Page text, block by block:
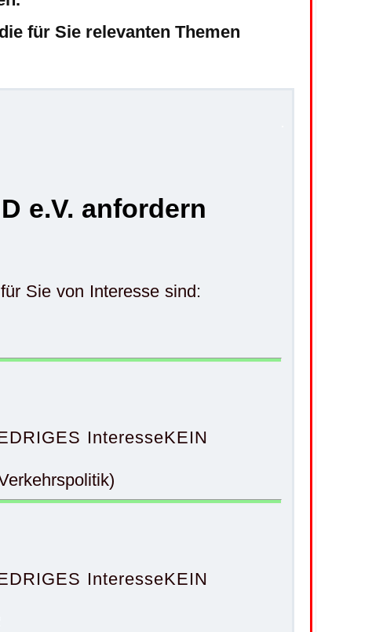
für Sie relevanten Themen
e.V. anfordern
Sie von Interesse sind:
InteresseKEIN
InteresseKEIN